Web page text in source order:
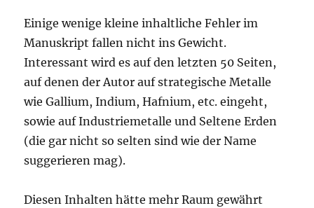
Einige wenige kleine inhaltliche Fehler im
Manuskript fallen nicht ins Gewicht.
Interessant wird es auf den letzten 50 Seiten,
auf denen der Autor auf strategische Metalle
wie Gallium, Indium, Hafnium, etc. eingeht,
sowie auf Industriemetalle und Seltene Erden
(die gar nicht so selten sind wie der Name
suggerieren mag).
Diesen Inhalten hätte mehr Raum gewährt